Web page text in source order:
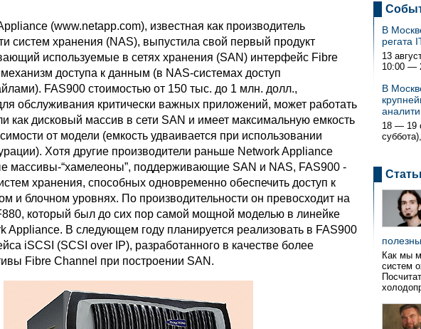
(www.netapp.com), известная как производитель
систем хранения (NAS), выпустила свой первый продукт
используемые в сетях хранения (SAN) интерфейс Fibre
доступа к данным (в NAS-системах доступ
FAS900 стоимостью от 150 тыс. до 1 млн. долл.,
обслуживания критически важных приложений, может работать
как дисковый массив в сети SAN и имеет максимальную емкость
от модели (емкость удваивается при использовании
Хотя другие производители раньше Network Appliance
массивы-“хамелеоны”, поддерживающие SAN и NAS, FAS900 -
хранения, способных одновременно обеспечить доступ к
и блочном уровнях. По производительности он превосходит на
который был до сих пор самой мощной моделью в линейке
Appliance. В следующем году планируется реализовать в FAS900
iSCSI (SCSI over IP), разработанного в качестве более
Fibre Channel при построении SAN.
В
регата
13
10:00 —
В
18 — 19
Как мы
систем